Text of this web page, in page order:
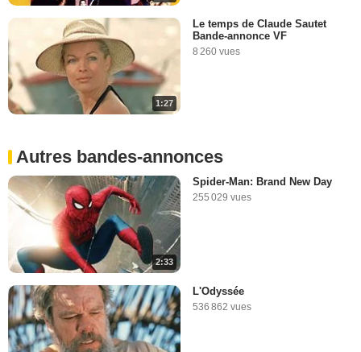
1:27
Le temps de Claude Sautet
Bande-annonce VF
8 260 vues
Autres bandes-annonces
2:33
Spider-Man: Brand New Day
255 029 vues
L'Odyssée
536 862 vues